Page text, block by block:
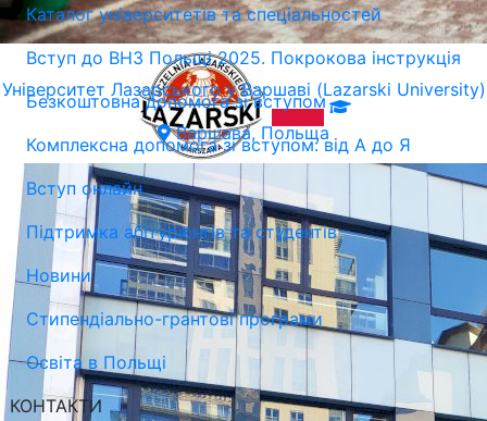
Університет Лазарського у Варшаві (Lazarski University)
Варшава, Польща
Каталог університетів та спеціальностей
Вступ до ВНЗ Польщі 2025. Покрокова інструкція
Безкоштовна допомога зі вступом
Комплексна допомога зі вступом: від А до Я
Вступ онлайн
Підтримка абітурієнтів та студентів
Новини
Стипендіально-грантові програми
Освіта в Польщі
КОНТАКТИ